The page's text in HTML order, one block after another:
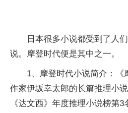
日本很多小说都受到了人
说。摩登时代便是其中之一。
1、摩登时代小说简介：《
作家伊坂幸太郎的长篇推理小
《达文西》年度推理小说榜第